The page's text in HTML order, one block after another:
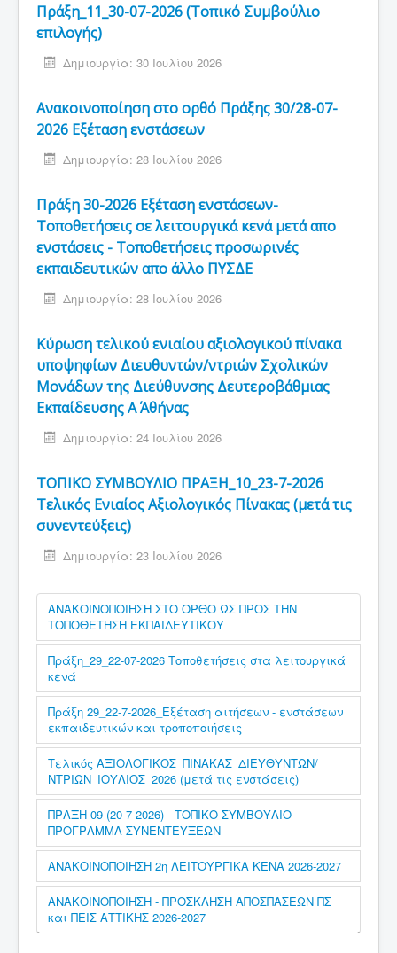
Πράξη_11_30-07-2026 (Τοπικό Συμβούλιο
επιλογής)
Δημιουργία: 30 Ιουλίου 2026
Ανακοινοποίηση στο ορθό Πράξης 30/28-07-
2026 Εξέταση ενστάσεων
Δημιουργία: 28 Ιουλίου 2026
Πράξη 30-2026 Εξέταση ενστάσεων-
Τοποθετήσεις σε λειτουργικά κενά μετά απο
ενστάσεις - Τοποθετήσεις προσωρινές
εκπαιδευτικών απο άλλο ΠΥΣΔΕ
Δημιουργία: 28 Ιουλίου 2026
Κύρωση τελικού ενιαίου αξιολογικού πίνακα
υποψηφίων Διευθυντών/ντριών Σχολικών
Μονάδων της Διεύθυνσης Δευτεροβάθμιας
Εκπαίδευσης Α΄ Αθήνας
Δημιουργία: 24 Ιουλίου 2026
ΤΟΠΙΚΟ ΣΥΜΒΟΥΛΙΟ ΠΡΑΞΗ_10_23-7-2026
Τελικός Ενιαίος Αξιολογικός Πίνακας (μετά τις
συνεντεύξεις)
Δημιουργία: 23 Ιουλίου 2026
ΑΝΑΚΟΙΝΟΠΟΙΗΣΗ ΣΤΟ ΟΡΘΟ ΩΣ ΠΡΟΣ ΤΗΝ
ΤΟΠΟΘΕΤΗΣΗ ΕΚΠΑΙΔΕΥΤΙΚΟΥ
Πράξη_29_22-07-2026 Τοποθετήσεις στα λειτουργικά
κενά
Πράξη 29_22-7-2026_Εξέταση αιτήσεων - ενστάσεων
εκπαιδευτικών και τροποποιήσεις
Τελικός ΑΞΙΟΛΟΓΙΚΟΣ_ΠΙΝΑΚΑΣ_ΔΙΕΥΘΥΝΤΩΝ/
ΝΤΡΙΩΝ_ΙΟΥΛΙΟΣ_2026 (μετά τις ενστάσεις)
ΠΡΑΞΗ 09 (20-7-2026) - ΤΟΠΙΚΟ ΣΥΜΒΟΥΛΙΟ -
ΠΡΟΓΡΑΜΜΑ ΣΥΝΕΝΤΕΥΞΕΩΝ
ΑΝΑΚΟΙΝΟΠΟΙΗΣΗ 2η ΛΕΙΤΟΥΡΓΙΚΑ ΚΕΝΑ 2026-2027
ΑΝΑΚΟΙΝΟΠΟΙΗΣΗ - ΠΡΟΣΚΛΗΣΗ ΑΠΟΣΠΑΣΕΩΝ ΠΣ
και ΠΕΙΣ ΑΤΤΙΚΗΣ 2026-2027